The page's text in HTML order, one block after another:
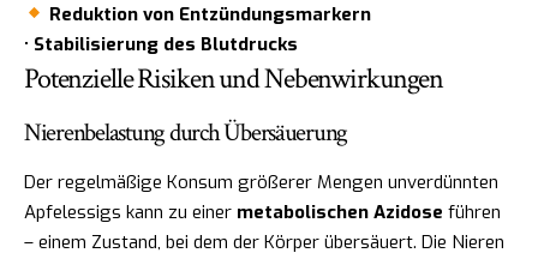
Reduktion von Entzündungsmarkern
• Stabilisierung des Blutdrucks
Potenzielle Risiken und Nebenwirkungen
Nierenbelastung durch Übersäuerung
Der regelmäßige Konsum größerer Mengen unverdünnten
Apfelessigs kann zu einer metabolischen Azidose führen
– einem Zustand, bei dem der Körper übersäuert. Die Nieren